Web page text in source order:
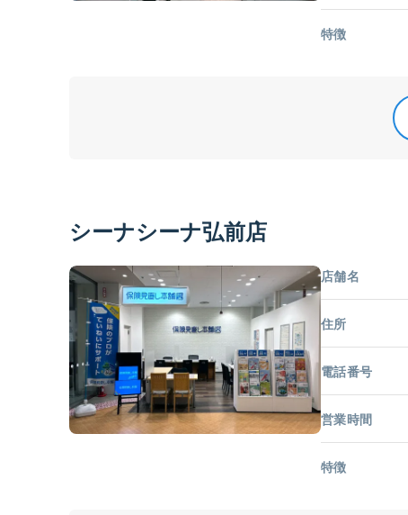
特徴
シーナシーナ弘前店
店舗名
住所
電話番号
営業時間
特徴